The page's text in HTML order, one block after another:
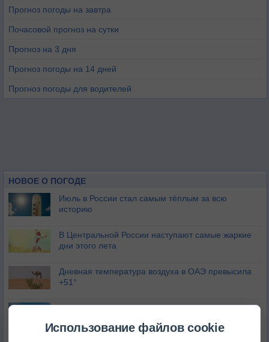
Прогноз погоды на завтра
Почасовой прогноз на сутки
Прогноз на 3 дня
Прогноз погоды на 14 дней
Прогноз погоды для водителей
НОВОЕ О ПОГОДЕ
Июль в России стал самым тёплым за всю
историю
В Центральной России наступают самые жаркие
дни этого лета
Дневная температура воздуха в ОАЭ превысила
+51°
Европейские столицы бьют рекорды жары
Использование файлов cookie